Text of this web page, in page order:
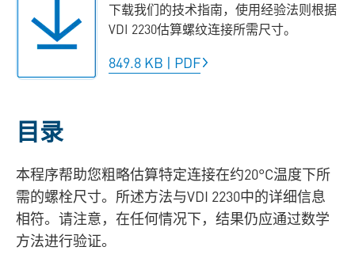
下载我们的技术指南，使用经验法则根据
VDI 2230估算螺纹连接所需尺寸。
849.8 KB | PDF
目录
本程序帮助您粗略估算特定连接在约20°C温度下所
需的螺栓尺寸。所述方法与VDI 2230中的详细信息
相符。请注意，在任何情况下，结果仍应通过数学
方法进行验证。